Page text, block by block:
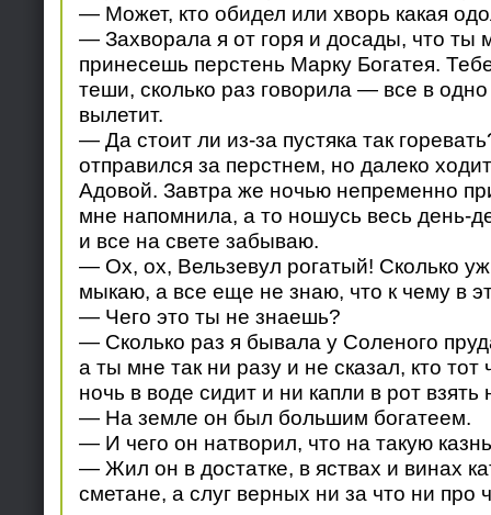
— Может, кто обидел или хворь какая
— Захворала я от горя и досады, что ты
принесешь перстень Марку Богатея.
теши, сколько раз говорила — все в одно
вылетит.
— Да стоит ли из-за пустяка так
отправился за перстнем, но далеко
Адовой. Завтра же ночью непременно
мне напомнила, а то ношусь весь день-
и все на свете забываю.
— Ох, ох, Вельзевул рогатый! Сколько уж
мыкаю, а все еще не знаю, что к чему в
— Чего это ты не знаешь?
— Сколько раз я бывала у Соленого
а ты мне так ни разу и не сказал, кто тот
ночь в воде сидит и ни капли в рот взять
— На земле он был большим богатеем.
— И чего он натворил, что на такую
— Жил он в достатке, в яствах и винах
сметане, а слуг верных ни за что ни про